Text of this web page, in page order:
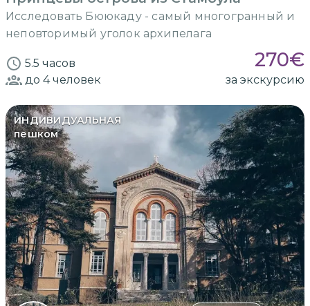
Исследовать Бююкаду - самый многогранный и
неповторимый уголок архипелага
5.5 часов 270€
до 4человек за экскурсию
ИНДИВИДУАЛЬНАЯ
пешком